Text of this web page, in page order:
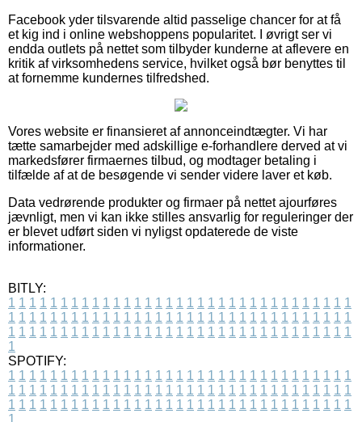
Facebook yder tilsvarende altid passelige chancer for at få
et kig ind i online webshoppens popularitet. I øvrigt ser vi
endda outlets på nettet som tilbyder kunderne at aflevere en
kritik af virksomhedens service, hvilket også bør benyttes til
at fornemme kundernes tilfredshed.
Vores website er finansieret af annonceindtægter. Vi har
tætte samarbejder med adskillige e-forhandlere derved at vi
markedsfører firmaernes tilbud, og modtager betaling i
tilfælde af at de besøgende vi sender videre laver et køb.
Data vedrørende produkter og firmaer på nettet ajourføres
jævnligt, men vi kan ikke stilles ansvarlig for reguleringer der
er blevet udført siden vi nyligst opdaterede de viste
informationer.
BITLY:
1 1 1 1 1 1 1 1 1 1 1 1 1 1 1 1 1 1 1 1 1 1 1 1 1 1 1 1 1 1 1 1 1
1 1 1 1 1 1 1 1 1 1 1 1 1 1 1 1 1 1 1 1 1 1 1 1 1 1 1 1 1 1 1 1 1
1 1 1 1 1 1 1 1 1 1 1 1 1 1 1 1 1 1 1 1 1 1 1 1 1 1 1 1 1 1 1 1 1
1
SPOTIFY:
1 1 1 1 1 1 1 1 1 1 1 1 1 1 1 1 1 1 1 1 1 1 1 1 1 1 1 1 1 1 1 1 1
1 1 1 1 1 1 1 1 1 1 1 1 1 1 1 1 1 1 1 1 1 1 1 1 1 1 1 1 1 1 1 1 1
1 1 1 1 1 1 1 1 1 1 1 1 1 1 1 1 1 1 1 1 1 1 1 1 1 1 1 1 1 1 1 1 1
1